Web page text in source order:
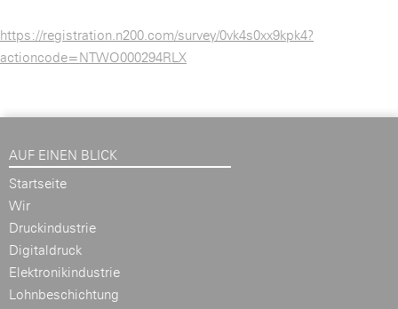
https://registration.n200.com/survey/0vk4s0xx9kpk4?
actioncode=NTWO000294RLX
AUF EINEN BLICK
Startseite
Wir
Druckindustrie
Digitaldruck
Elektronikindustrie
Lohnbeschichtung